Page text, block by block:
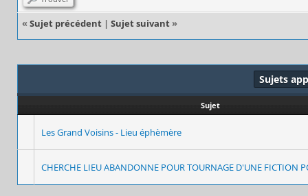
« Sujet précédent | Sujet suivant »
Sujets
Sujet
Les Grand Voisins - Lieu éphèmère
CHERCHE LIEU ABANDONNE POUR TOURNAGE D'UNE FICTION